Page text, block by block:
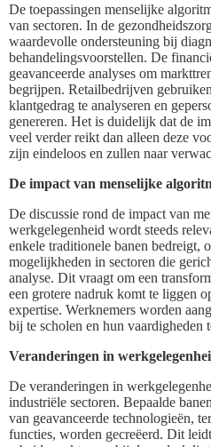
De toepassingen menselijke
van sectoren. In de
waardevolle ondersteuning bij
behandelingsvoorstellen. De
geavanceerde analyses om
begrijpen. Retailbedrijven
klantgedrag te analyseren en
genereren. Het is duidelijk dat de
veel verder reikt dan alleen deze
zijn eindeloos en zullen naar
De impact van menselijke
De discussie rond de impact van
werkgelegenheid wordt steeds
enkele traditionele banen bedreigt,
mogelijkheden in sectoren die
analyse. Dit vraagt om een
een grotere nadruk komt te liggen
expertise. Werknemers worden
bij te scholen en hun vaardigheden
Veranderingen in
De veranderingen in
industriële sectoren. Bepaalde
van geavanceerde technologieën,
functies, worden gecreëerd. Dit